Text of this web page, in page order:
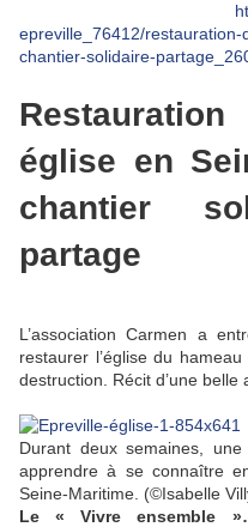
epreville_76412/
chantier-solidaire-
église en
chantier
partage
L’association Carmen a
restaurer l’église du
destruction. Récit d’une belle
Durant deux semaines,
apprendre à se connaître
Seine-Maritime. (©Isabelle
Le « Vivre ensemble